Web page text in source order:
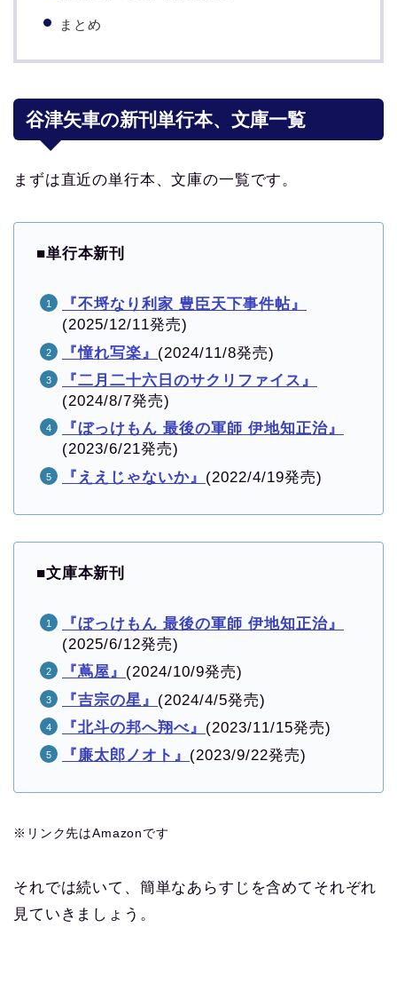
まとめ
谷津矢車の新刊単行本、文庫一覧
まずは直近の単行本、文庫の一覧です。
■単行本新刊
『不埒なり利家 豊臣天下事件帖』
(2025/12/11発売)
『憧れ写楽』 (2024/11/8発売)
『二月二十六日のサクリファイス』
(2024/8/7発売)
『ぼっけもん 最後の軍師 伊地知正治』
(2023/6/21発売)
『ええじゃないか』 (2022/4/19発売)
■文庫本新刊
『ぼっけもん 最後の軍師 伊地知正治』
(2025/6/12発売)
『蔦屋』 (2024/10/9発売)
『吉宗の星』 (2024/4/5発売)
『北斗の邦へ翔べ』 (2023/11/15発売)
『廉太郎ノオト』 (2023/9/22発売)
※リンク先はAmazonです
それでは続いて、簡単なあらすじを含めてそれぞれ
見ていきましょう。